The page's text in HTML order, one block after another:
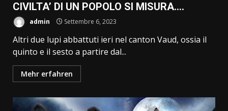
CIVILTA’ DI UN POPOLO SI MISURA….
admin Settembre 6, 2023
Altri due lupi abbattuti ieri nel canton Vaud, ossia il
quinto e il sesto a partire dal...
Mehr erfahren